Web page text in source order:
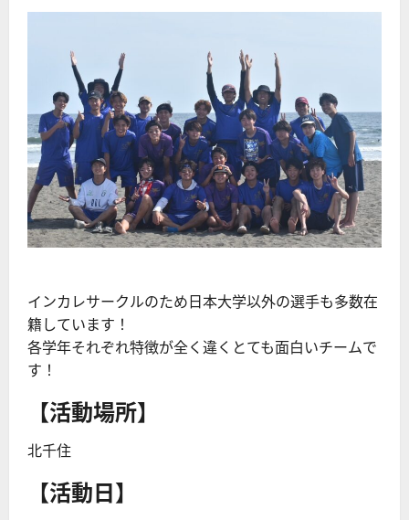
インカレサークルのため日本大学以外の選手も多数在
籍しています！
各学年それぞれ特徴が全く違くとても面白いチームで
す！
【活動場所】
北千住
【活動日】